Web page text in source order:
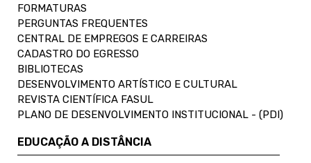
FORMATURAS
PERGUNTAS FREQUENTES
CENTRAL DE EMPREGOS E CARREIRAS
CADASTRO DO EGRESSO
BIBLIOTECAS
DESENVOLVIMENTO ARTÍSTICO E CULTURAL
REVISTA CIENTÍFICA FASUL
PLANO DE DESENVOLVIMENTO INSTITUCIONAL - (PDI)
EDUCAÇÃO A DISTÂNCIA